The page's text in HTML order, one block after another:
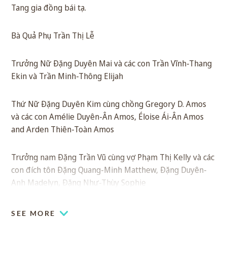
Tang gia đồng bái tạ.
Bà Quả Phụ Trần Thị Lễ
Trưởng Nữ Đặng Duyên Mai và các con Trần Vĩnh-Thang
Ekin và Trần Minh-Thông Elijah
Thứ Nữ Đặng Duyên Kim cùng chồng Gregory D. Amos
và các con Amélie Duyên-Ân Amos, Éloise Ái-Ân Amos
and Arden Thiên-Toàn Amos
Trưởng nam Đặng Trần Vũ cùng vợ Phạm Thị Kelly và các
con đích tôn Đặng Quang-Minh Matthew, Đặng Duyên-
Anh Madelyn, Đặng Như-Thùy Sophie
Thứ nam Đặng Trần Nhân và Sarah Chen
SEE MORE